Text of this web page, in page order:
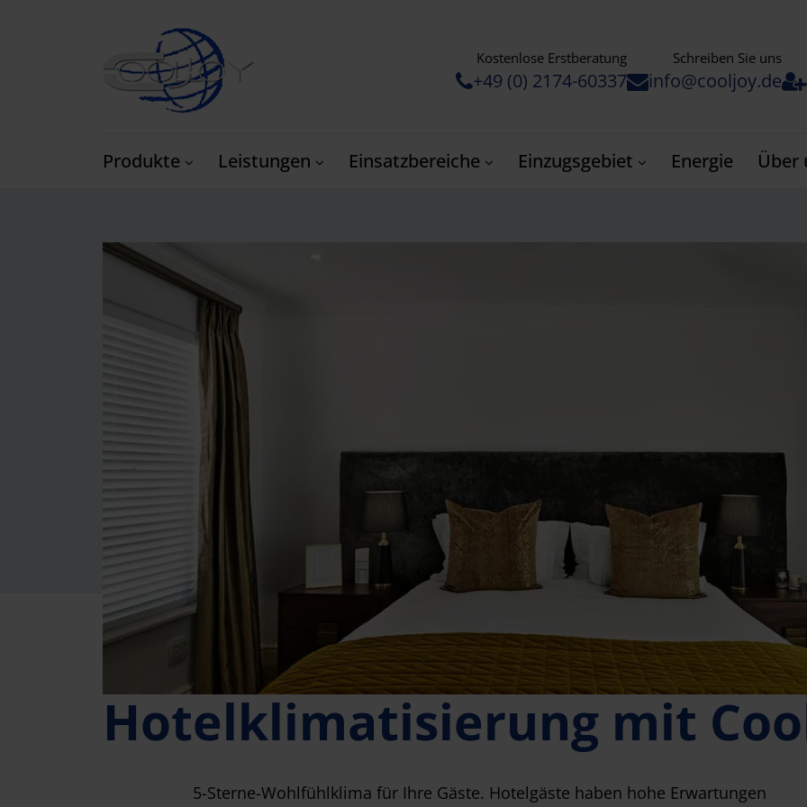
Kostenlose Erstberatung
+49 (0) 2174-60337
Schreiben Sie uns
info@cooljoy.de
Produkte Leistungen Einsatzbereiche Einzugsgebiet Energie Über
Hotelklimatisierung mit
5-Sterne-Wohlfühlklima für Ihre Gäste. Hotelgäste haben hohe Erwartungen